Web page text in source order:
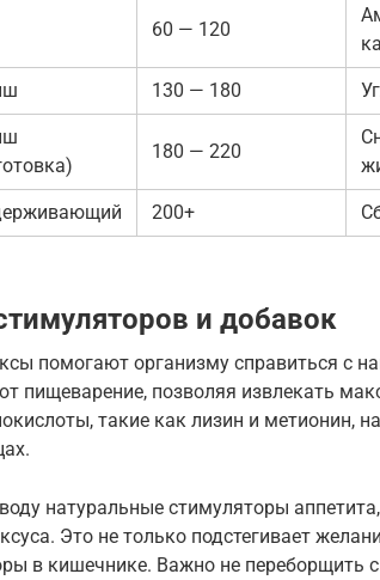
60 — 120
130 — 180
180 — 220
200+
и добавок
помогают организму справиться с
пищеварение, позволяя извлекать
такие как лизин и метионин,
натуральные стимуляторы
Это не только подстегивает
в кишечнике. Важно не переборщить